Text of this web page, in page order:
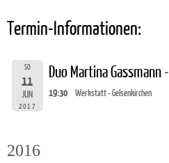
Termin-Informationen:
SO
11
JUN
2017
Duo Martina Gassmann
19:30 Werkstatt - Gelsenkirchen
2016